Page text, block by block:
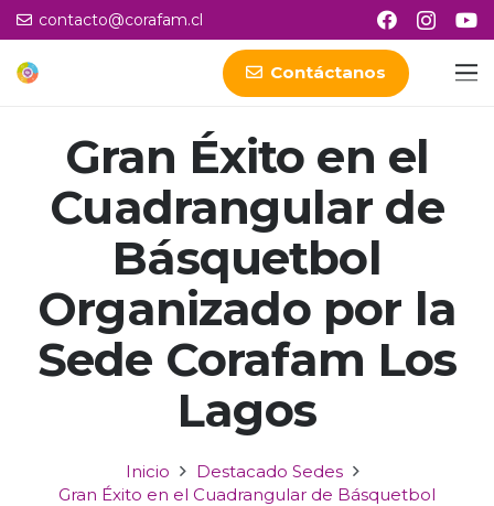
contacto@corafam.cl
Contáctanos
Gran Éxito en el
Cuadrangular de
Básquetbol
Organizado por la
Sede Corafam Los
Lagos
Inicio
Destacado Sedes
Gran Éxito en el Cuadrangular de Básquetbol